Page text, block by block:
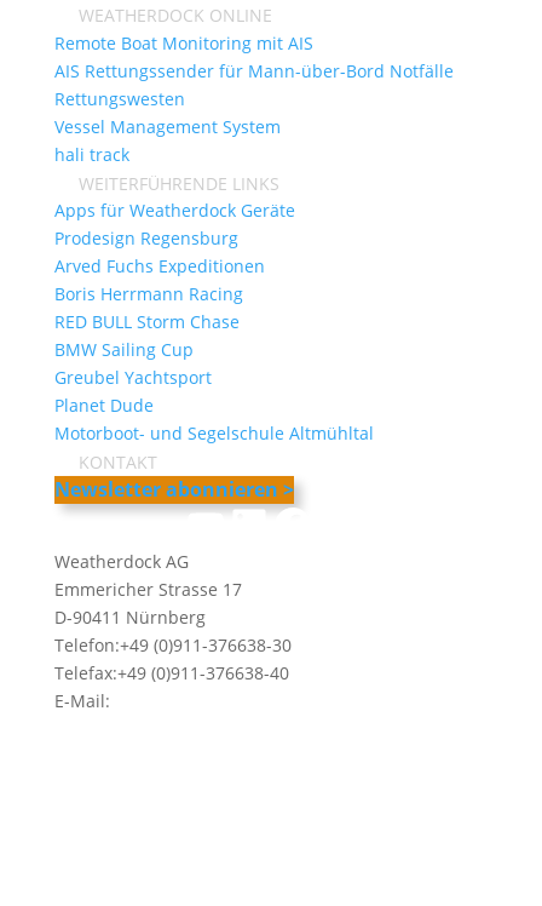
WEATHERDOCK ONLINE
Remote Boat Monitoring mit AIS
AIS Rettungssender für Mann-über-Bord Notfälle
Rettungswesten
Vessel Management System
hali track
WEITERFÜHRENDE LINKS
Apps für Weatherdock Geräte
Prodesign Regensburg
Arved Fuchs Expeditionen
Boris Herrmann Racing
RED BULL Storm Chase
BMW Sailing Cup
Greubel Yachtsport
Planet Dude
Motorboot- und Segelschule Altmühltal
KONTAKT
Newsletter abonnieren >
YouTube
LinkedIn
Facebook
Weatherdock AG
Emmericher Strasse 17
D-90411 Nürnberg
Telefon:+49 (0)911-376638-30
Telefax:+49 (0)911-376638-40
E-Mail: